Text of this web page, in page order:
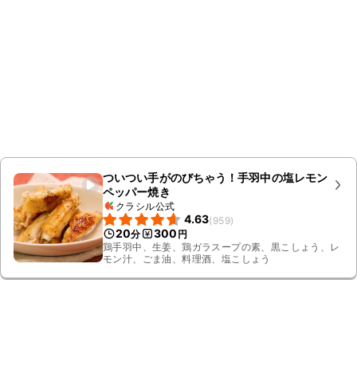
ついつい手がのびちゃう！手羽中の塩レモン
ペッパー焼き
クラシル公式
4.63(959)
20分 300 円
鶏手羽中、生姜、鶏ガラスープの素、黒こしょう、レ
モン汁、ごま油、料理酒、塩こしょう